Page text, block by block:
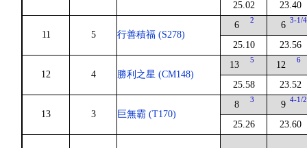
25.02 23.40
11 5 行善積福 (S278)
6 2
25.10
6 3-1/4
23.56
12 4 勝利之星 (CM148)
13 5
25.58
12 6
23.52
13 3 巨無霸 (T170)
8 3
25.26
9 4-1/2
23.60